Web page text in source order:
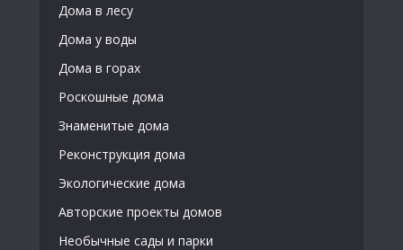
Дома в лесу
Дома у воды
Дома в горах
Роскошные дома
Знаменитые дома
Реконструкция дома
Экологические дома
Авторские проекты домов
Необычные сады и парки